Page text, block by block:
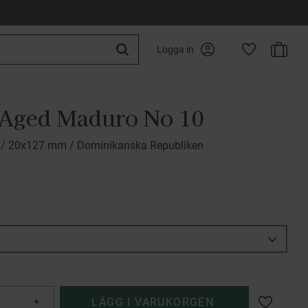
Logga in
Maduro No 10
20x127 mm / Dominikanska Republiken
+